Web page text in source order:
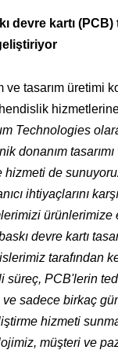
devre kartı (PCB)
ve tasarım üretimi
Technologies
donanım
hizmeti de
ihtiyaçlarını
ürünlerimize
devre kartı
tarafından
süreç, PCB'lerin
ve sadece birkaç
hizmeti
müşteri ve